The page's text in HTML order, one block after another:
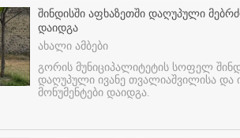
შინდისში აფხაზეთში დაღუპული
დაიდგა
ახალი ამბები
გორის მუნიციპალიტეტის სოფელ
დაღუპული ივანე თვალიაშვილისა და
მონუმენტები დაიდგა.